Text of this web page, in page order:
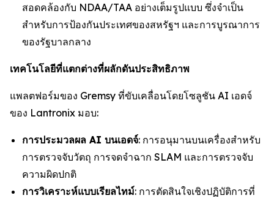
สอดคล้องกับ NDAA/TAA อย่างเต็มรูปแบบ ซึ่งจำเป็น
สำหรับการป้องกันประเทศของสหรัฐฯ และการบูรณาการ
ของรัฐบาลกลาง
เทคโนโลยีที่แตกต่างที่ผลักดันประสิทธิภาพ
แพลตฟอร์มของ Gremsy ที่ขับเคลื่อนโดยโซลูชัน AI เอดจ์
ของ Lantronix มอบ:
การประมวลผล AI บนเอดจ์: การอนุมานบนเครื่องสำหรับ
การตรวจจับวัตถุ การจดจำฉาก SLAM และการตรวจจับ
ความผิดปกติ
การวิเคราะห์แบบเรียลไทม์: การตัดสินใจเชิงปฏิบัติการที่